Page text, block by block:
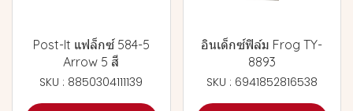
Post-It แฟล็กซ์ 584-5
Arrow 5 สี
SKU : 8850304111139
อินเด็กซ์ฟิล์ม Frog TY-
8893
SKU : 6941852816538